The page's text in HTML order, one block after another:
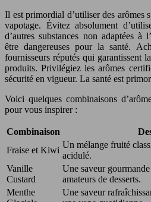
Il est primordial d’utiliser des arômes
vapotage. Évitez absolument
d’autres substances non adaptées à
être dangereuses pour la santé.
fournisseurs réputés qui garantissent
produits. Privilégiez les arômes
sécurité en vigueur. La santé est
Voici quelques combinaisons
pour vous inspirer :
Combinaison
Fraise et Kiwi
Un mélange fruité
acidulé.
Vanille
Custard
Une saveur
amateurs de desserts.
Menthe
Une saveur